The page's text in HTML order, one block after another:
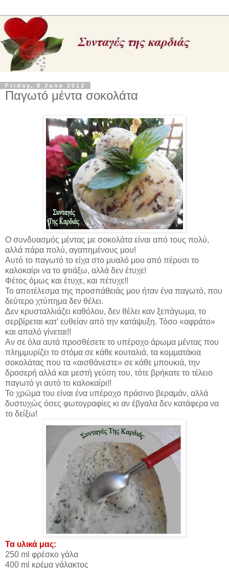
Friday, 8 June 2012
Παγωτό μέντα σοκολάτα
Ο συνδυασμός μέντας με σοκολάτα είναι από τους πολύ,
αλλά πάρα πολύ, αγαπημένους μου!
Αυτό το παγωτό το είχα στο μυαλό μου από πέρυσι το
καλοκαίρι να το φτιάξω, αλλά δεν έτυχε!
Φέτος όμως και έτυχε, και πέτυχε!!
Το αποτέλεσμα της προσπάθειάς μου ήταν ένα παγωτό, που
δεύτερο χτύπημα δεν θέλει.
Δεν κρυσταλλιάζει καθόλου, δεν θέλει καν ξεπάγωμα, το
σερβίρεται κατ’ ευθείαν από την κατάψυξη. Τόσο «αφράτο»
και απαλό γίνεται!!
Αν σε όλα αυτά προσθέσετε το υπέροχο άρωμα μέντας που
πλημμυρίζει το στόμα σε κάθε κουταλιά, τα κομματάκια
σοκολάτας που τα «αισθάνεστε» σε κάθε μπουκιά, την
δροσερή αλλά και μεστή γεύση του, τότε βρήκατε το τέλειο
παγωτό γι αυτό το καλοκαίρι!!
Το χρώμα του είναι ένα υπέροχο πράσινο βεραμάν, αλλά
δυστυχώς όσες φωτογραφίες κι αν έβγαλα δεν κατάφερα να
το δείξω!
Τα υλικά μας:
250 ml φρέσκο γάλα
400 ml κρέμα γάλακτος